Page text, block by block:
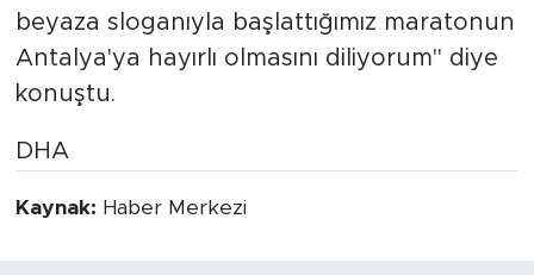
beyaza sloganıyla başlattığımız maratonun
Antalya'ya hayırlı olmasını diliyorum" diye
konuştu.
DHA
Kaynak: Haber Merkezi